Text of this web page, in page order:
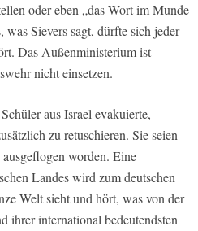
oder eben „das Wort im Munde
was Sievers sagt, dürfte sich jeder
Das Außenministerium ist
nicht einsetzen.
aus Israel evakuierte,
zu retuschieren. Sie seien
worden. Eine
Landes wird zum deutschen
Welt sieht und hört, was von der
ihrer international bedeutendsten